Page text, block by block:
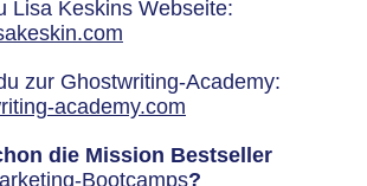
Lisa Keskins Webseite:
zur Ghostwriting-Academy:
academy.com
die Mission Bestseller
Bootcamps?